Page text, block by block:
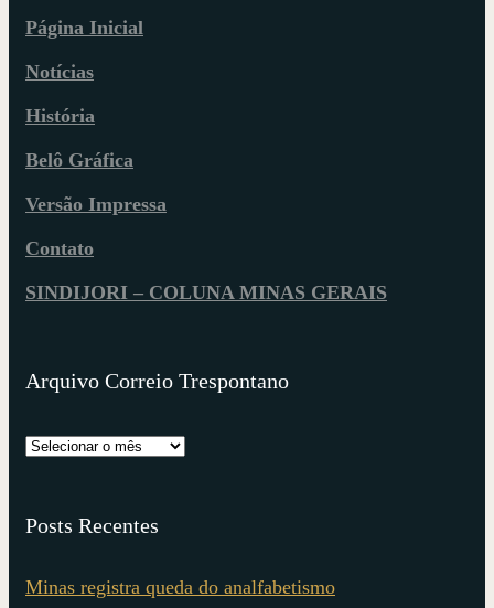
Página Inicial
Notícias
História
Belô Gráfica
Versão Impressa
Contato
SINDIJORI – COLUNA MINAS GERAIS
Arquivo Correio Trespontano
Posts Recentes
Minas registra queda do analfabetismo